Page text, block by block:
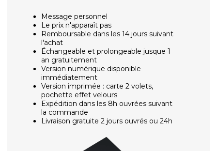
Message personnel
Le prix n'apparaît pas
Remboursable dans les 14 jours suivant
l'achat
Échangeable et prolongeable jusque 1
an gratuitement
Version numérique disponible
immédiatement
Version imprimée : carte 2 volets,
pochette effet velours
Expédition dans les 8h ouvrées suivant
la commande
Livraison gratuite 2 jours ouvrés ou 24h